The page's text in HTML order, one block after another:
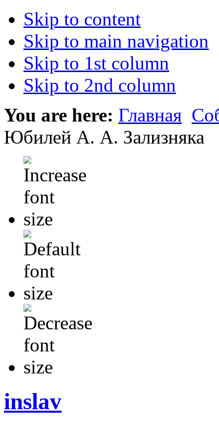
Skip to content
Skip to main navigation
Skip to 1st column
Skip to 2nd column
You are here: Главная
Юбилей А. А. Зализняка
inslav